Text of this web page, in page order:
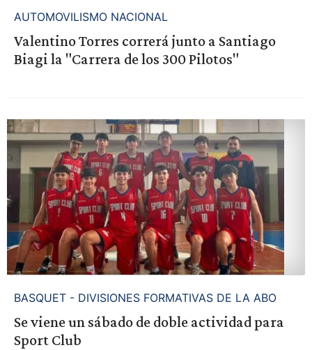
AUTOMOVILISMO NACIONAL
Valentino Torres correrá junto a Santiago
Biagi la "Carrera de los 300 Pilotos"
BASQUET - DIVISIONES FORMATIVAS DE LA ABO
Se viene un sábado de doble actividad para
Sport Club